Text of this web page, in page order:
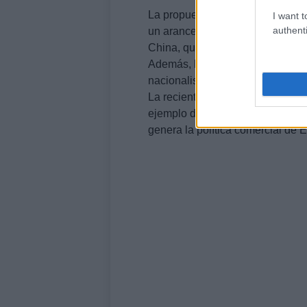
I want
La propuesta de Trump ha
un arancel del 80% podría ser
China, que ya ha impuesto un
Además, la política comercial
nacionalismo en países como
La reciente firma de un
ejemplo de cómo otros países
genera la política comercial de